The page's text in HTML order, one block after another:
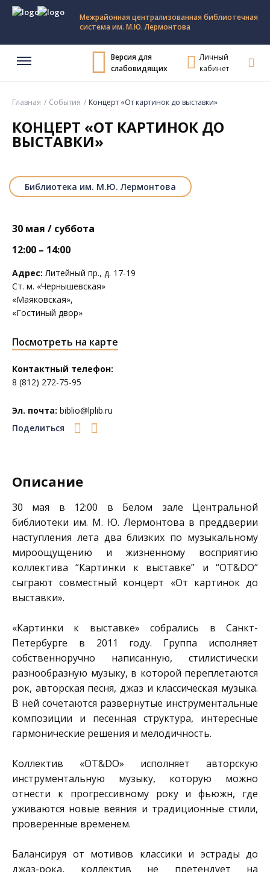
Межрайонная централизованная библиотечная
система им. М.Ю. Лермонтова
Версия для
слабовидящих
Личный
кабинет
Главная События Концерт «От картинок до выставки»
КОНЦЕРТ «ОТ КАРТИНОК ДО
ВЫСТАВКИ»
Библиотека им. М.Ю. Лермонтова
30 мая / суббота
12:00 – 14:00
Адрес: Литейный пр., д. 17-19
Ст. м. «Чернышевская»
«Маяковская»,
«Гостиный двор»
Посмотреть на карте
Контактный телефон:
8 (812) 272-75-95
Эл. почта: biblio@lplib.ru
Поделиться
Описание
30 мая в 12:00 в Белом зале Центральной
библиотеки им. М. Ю. Лермонтова в преддверии
наступления лета два близких по музыкальному
мироощущению и жизненному восприятию
коллектива “Картинки к выставке” и “ОТ&DO”
сыграют совместный концерт «От картинок до
выставки».
«Картинки к выставке» собрались в Санкт-
Петербурге в 2011 году. Группа исполняет
собственноручно написанную, стилистически
разнообразную музыку, в которой переплетаются
рок, авторская песня, джаз и классическая музыка.
В ней сочетаются развернутые инструментальные
композиции и песенная структура, интересные
гармонические решения и мелодичность.
Коллектив «ОТ&DO» исполняет авторскую
инструментальную музыку, которую можно
отнести к прогрессивному року и фьюжн, где
уживаются новые веяния и традиционные стили,
проверенные временем.
Балансируя от мотивов классики и эстрады до
джаз-рока, коллектив не претендует на